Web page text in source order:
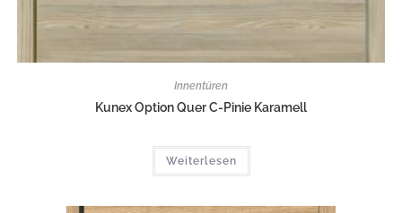
Innentüren
Kunex Option Quer C-Pinie Karamell
Weiterlesen